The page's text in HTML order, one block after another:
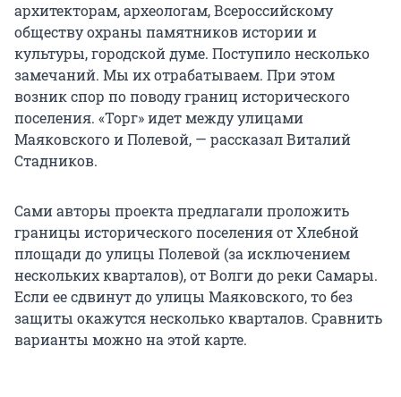
архитекторам, археологам, Всероссийскому
обществу охраны памятников истории и
культуры, городской думе. Поступило несколько
замечаний. Мы их отрабатываем. При этом
возник спор по поводу границ исторического
поселения. «Торг» идет между улицами
Маяковского и Полевой, — рассказал Виталий
Стадников.
Сами авторы проекта предлагали проложить
границы исторического поселения от Хлебной
площади до улицы Полевой (за исключением
нескольких кварталов), от Волги до реки Самары.
Если ее сдвинут до улицы Маяковского, то без
защиты окажутся несколько кварталов. Сравнить
варианты можно на этой карте.